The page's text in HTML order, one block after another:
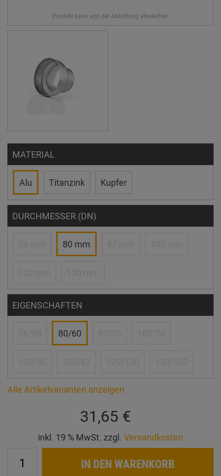
MATERIAL
Alu Titanzink Kupfer
DURCHMESSER (DN)
80 mm
EIGENSCHAFTEN
80/60
Alle Artikelvarianten anzeigen
31,65 €
inkl. 19 % MwSt. zzgl. Versandkosten
IN DEN WARENKORB